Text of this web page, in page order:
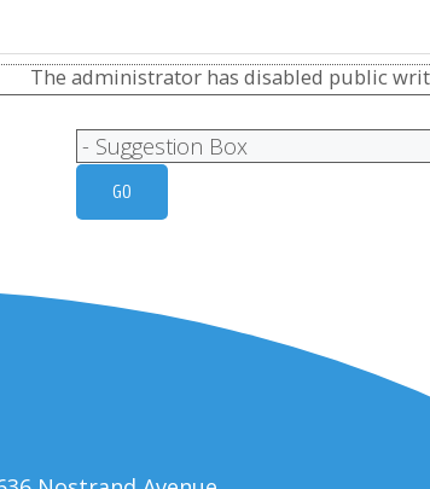
The administrator has disabled public